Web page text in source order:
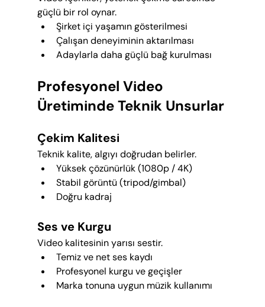
güçlü bir rol oynar.
Şirket içi yaşamın gösterilmesi
Çalışan deneyiminin aktarılması
Adaylarla daha güçlü bağ kurulması
Profesyonel Video
Üretiminde Teknik Unsurlar
Çekim Kalitesi
Teknik kalite, algıyı doğrudan belirler.
Yüksek çözünürlük (1080p / 4K)
Stabil görüntü (tripod/gimbal)
Doğru kadraj
Ses ve Kurgu
Video kalitesinin yarısı sestir.
Temiz ve net ses kaydı
Profesyonel kurgu ve geçişler
Marka tonuna uygun müzik kullanımı